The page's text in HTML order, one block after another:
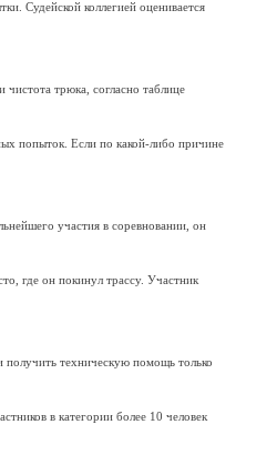
Судейской коллегией оценивается
чистота трюка, согласно таблице
попыток. Если по какой-либо причине
участия в соревновании, он
где он покинул трассу. Участник
получить техническую помощь только
в категории более 10 человек